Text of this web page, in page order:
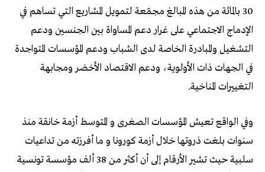
30 بالمائة من هذه المبالغ مجمّعة لتمويل المشاريع التي تساهم في
الإدماج الاجتماعي على غرار دعم المساواة بين الجنسين ودعم
التشغيل والمبادرة الخاصة لدى الشباب ودعم المؤسسات المتواجدة
في الجهات ذات الأولوية، ودعم الاقتصاد الأخضر ومجابهة
التغييرات المناخية.
وفي الواقع تعيش المؤسسات الصغرى و المتوسط أزمة خانقة منذ
سنوات بلغت ذروتها خلال أزمة كورونا و ما أفرزته من تداعيات
سلبية حيث تشير الأرقام إلى أن أكثر من 38 ألف مؤسسة تونسية